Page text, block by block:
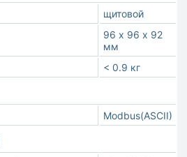
щитовой
96 х 96 х 92
мм
< 0.9 кг
Modbus(ASCII)